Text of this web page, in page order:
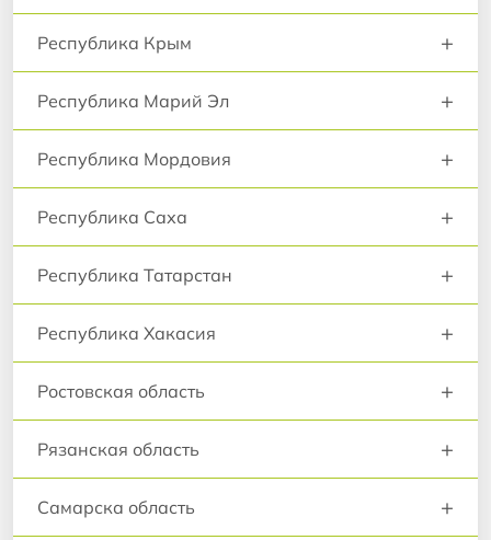
Республика Крым +
Республика Марий Эл +
Республика Мордовия +
Республика Саха +
Республика Татарстан +
Республика Хакасия +
Ростовская область +
Рязанская область +
Самарска область +